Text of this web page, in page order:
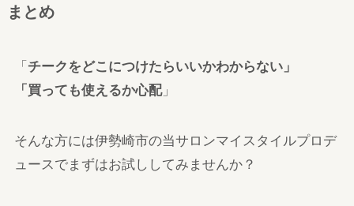
まとめ
「 チークをどこにつけたらいいかわからない」
「買っても使えるか心配」
そんな方には伊勢崎市の当サロンマイスタイルプロデ
ュースでまずはお試ししてみませんか？